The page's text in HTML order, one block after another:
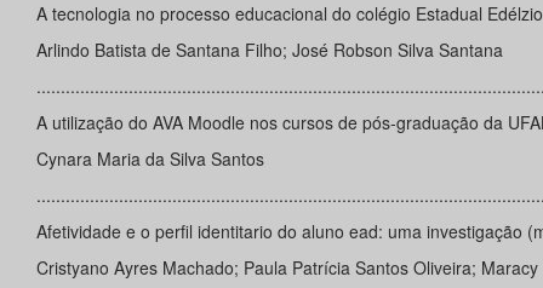
A tecnologia no processo educacional do colégio Estadual
Arlindo Batista de Santana Filho; José Robson Silva Santana
A utilização do AVA Moodle nos cursos de pós-graduação da
Cynara Maria da Silva Santos
Afetividade e o perfil identitario do aluno ead: uma investigação
Cristyano Ayres Machado; Paula Patrícia Santos Oliveira;